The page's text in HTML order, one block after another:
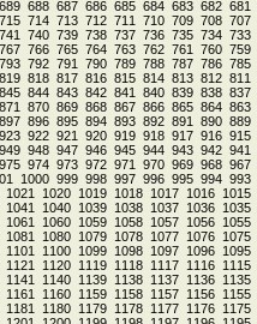
681
682
683
684
685
686
687
688
689
707
708
709
710
711
712
713
714
715
733
734
735
736
737
738
739
740
741
759
760
761
762
763
764
765
766
767
785
786
787
788
789
790
791
792
793
811
812
813
814
815
816
817
818
819
837
838
839
840
841
842
843
844
845
863
864
865
866
867
868
869
870
871
889
890
891
892
893
894
895
896
897
915
916
917
918
919
920
921
922
923
941
942
943
944
945
946
947
948
949
967
968
969
970
971
972
973
974
975
993
994
995
996
997
998
999
1000
1015
1016
1017
1018
1019
1020
1021
1035
1036
1037
1038
1039
1040
1041
1055
1056
1057
1058
1059
1060
1061
1075
1076
1077
1078
1079
1080
1081
1095
1096
1097
1098
1099
1100
1101
1115
1116
1117
1118
1119
1120
1121
1135
1136
1137
1138
1139
1140
1141
1155
1156
1157
1158
1159
1160
1161
1175
1176
1177
1178
1179
1180
1181